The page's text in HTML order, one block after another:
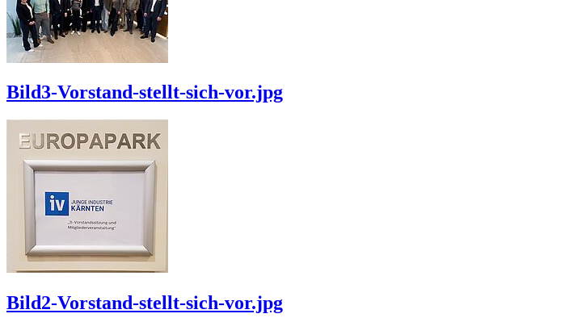
Bild3-Vorstand-stellt-sich-vor.jpg
Bild2-Vorstand-stellt-sich-vor.jpg